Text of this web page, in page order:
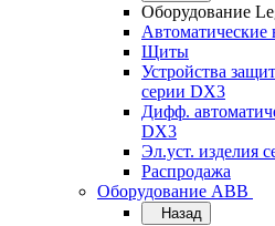
Оборудование
Автоматические
Щиты
Устройства
серии DX3
Дифф.
DX3
Эл.уст. изделия
Распродажа
Оборудование АВВ
Назад